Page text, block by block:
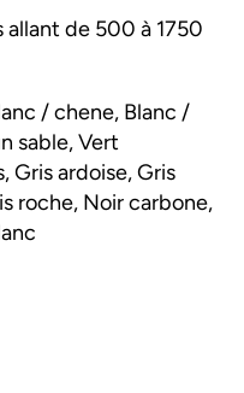
allant de 500 à 1750
/ chene, Blanc /
sable, Vert
Gris ardoise, Gris
roche, Noir carbone,